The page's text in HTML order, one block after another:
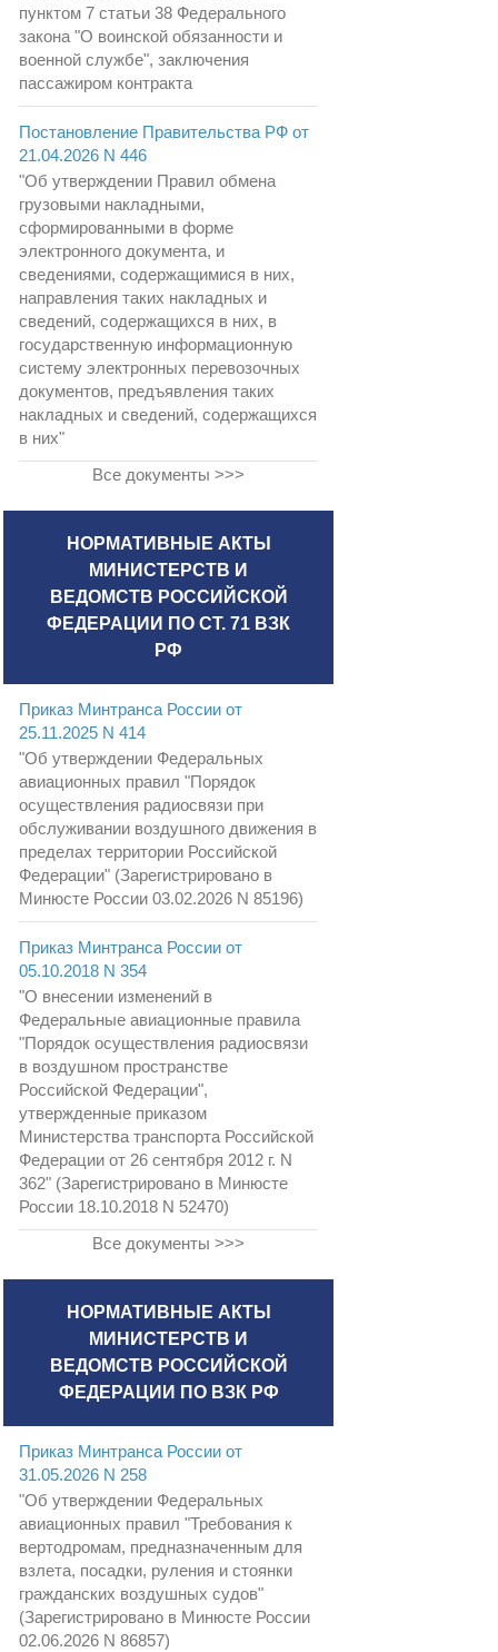
пунктом 7 статьи 38 Федерального
закона "О воинской обязанности и
военной службе", заключения
пассажиром контракта
Постановление Правительства РФ от
21.04.2026 N 446
"Об утверждении Правил обмена
грузовыми накладными,
сформированными в форме
электронного документа, и
сведениями, содержащимися в них,
направления таких накладных и
сведений, содержащихся в них, в
государственную информационную
систему электронных перевозочных
документов, предъявления таких
накладных и сведений, содержащихся
в них"
Все документы >>>
НОРМАТИВНЫЕ АКТЫ
МИНИСТЕРСТВ И
ВЕДОМСТВ РОССИЙСКОЙ
ФЕДЕРАЦИИ ПО СТ. 71 ВЗК
РФ
Приказ Минтранса России от
25.11.2025 N 414
"Об утверждении Федеральных
авиационных правил "Порядок
осуществления радиосвязи при
обслуживании воздушного движения в
пределах территории Российской
Федерации" (Зарегистрировано в
Минюсте России 03.02.2026 N 85196)
Приказ Минтранса России от
05.10.2018 N 354
"О внесении изменений в
Федеральные авиационные правила
"Порядок осуществления радиосвязи
в воздушном пространстве
Российской Федерации",
утвержденные приказом
Министерства транспорта Российской
Федерации от 26 сентября 2012 г. N
362" (Зарегистрировано в Минюсте
России 18.10.2018 N 52470)
Все документы >>>
НОРМАТИВНЫЕ АКТЫ
МИНИСТЕРСТВ И
ВЕДОМСТВ РОССИЙСКОЙ
ФЕДЕРАЦИИ ПО ВЗК РФ
Приказ Минтранса России от
31.05.2026 N 258
"Об утверждении Федеральных
авиационных правил "Требования к
вертодромам, предназначенным для
взлета, посадки, руления и стоянки
гражданских воздушных судов"
(Зарегистрировано в Минюсте России
02.06.2026 N 86857)